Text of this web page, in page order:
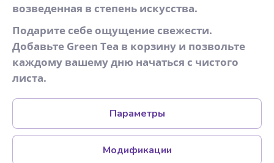
возведенная в степень искусства.
Подарите себе ощущение свежести.
Добавьте Green Tea в корзину и позвольте
каждому вашему дню начаться с чистого
листа.
Параметры
Модификации